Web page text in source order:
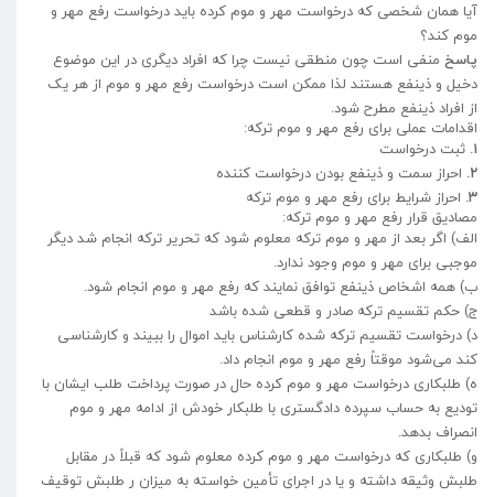
آیا همان شخصی که درخواست مهر و موم کرده باید درخواست رفع مهر و
موم کند؟
پاسخ منفی است چون منطقی نیست چرا که افراد دیگری در این موضوع
دخیل و ذینفع هستند لذا ممکن است درخواست رفع مهر و موم از هر یک
از افراد ذینفع مطرح شود.
اقدامات عملی برای رفع مهر و موم ترکه:
۱. ثبت درخواست
۲. احراز سمت و ذینفع بودن درخواست کننده
۳. احراز شرایط برای رفع مهر و موم ترکه
مصادیق قرار رفع مهر و موم ترکه:
الف) اگر بعد از مهر و موم ترکه معلوم شود که تحریر ترکه انجام شد دیگر
موجبی برای مهر و موم وجود ندارد.
ب) همه اشخاص ذینفع توافق نمایند که رفع مهر و موم انجام شود.
ج) حکم تقسیم ترکه صادر و قطعی شده باشد
د) درخواست تقسیم ترکه شده کارشناس باید اموال را ببیند و کارشناسی
کند می‌شود موقتاً رفع مهر و موم انجام داد.
ه) طلبکاری درخواست مهر و موم کرده حال در صورت پرداخت طلب ایشان با
تودیع به حساب سپرده دادگستری با طلبکار خودش از ادامه مهر و موم
انصراف بدهد.
و) طلبکاری که درخواست مهر و موم کرده معلوم شود که قبلاً در مقابل
طلبش وثیقه داشته و یا در اجرای تأمین خواسته به میزان ر طلبش توقیف